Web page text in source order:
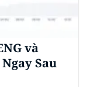
và
Sau